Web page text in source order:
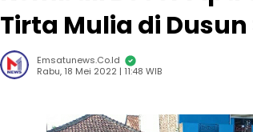
Tirta Mulia di
Emsatunews.co.id
Rabu, 18 Mei 2022 | 11:48 WIB